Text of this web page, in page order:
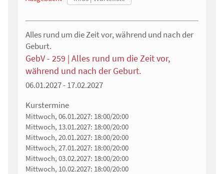
Alles rund um die Zeit vor, während und nach der
Geburt.
GebV - 259 | Alles rund um die Zeit vor,
während und nach der Geburt.
06.01.2027 - 17.02.2027
Kurstermine
Mittwoch, 06.01.2027: 18:00/20:00
Mittwoch, 13.01.2027: 18:00/20:00
Mittwoch, 20.01.2027: 18:00/20:00
Mittwoch, 27.01.2027: 18:00/20:00
Mittwoch, 03.02.2027: 18:00/20:00
Mittwoch, 10.02.2027: 18:00/20:00